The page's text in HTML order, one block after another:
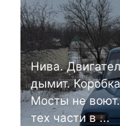
Нива.
дымит.
Мосты не
тех части в ...